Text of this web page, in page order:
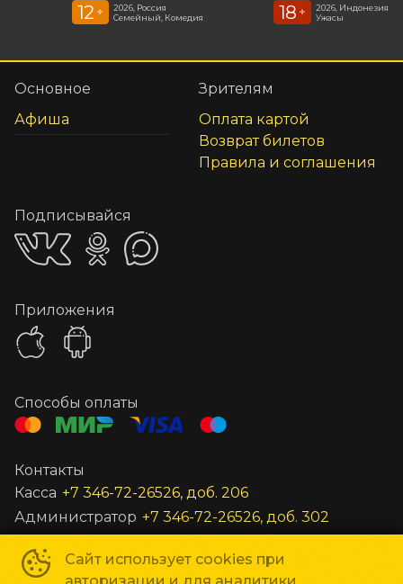
12 +
2026, Россия
Семейный, Комедия
18 +
2026, Индонезия
Ужасы
Сайт использует cookies при
Основное
Афиша
Зрителям
Оплата картой
Возврат билетов
Правила и соглашения
Подписывайся
Приложения
Способы оплаты
Контакты
Касса +7 346-72-26526, доб. 206
Администратор +7 346-72-26526, доб. 302
Все остальные вопросы
unost@gkc-planeta.ru